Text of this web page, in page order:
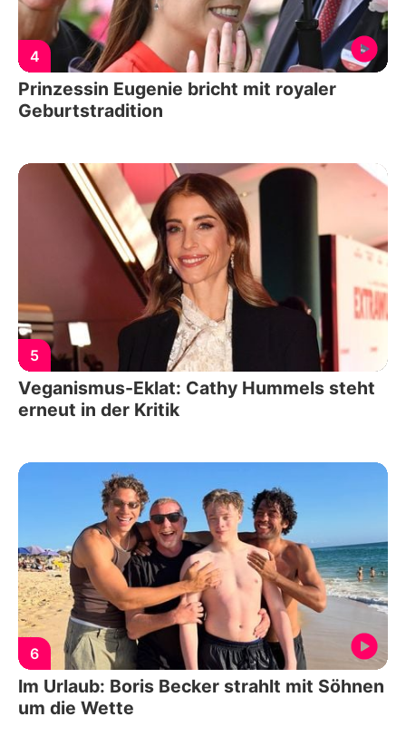
4
Prinzessin Eugenie bricht mit royaler
Geburtstradition
5
Veganismus-Eklat: Cathy Hummels steht
erneut in der Kritik
6
Im Urlaub: Boris Becker strahlt mit Söhnen
um die Wette